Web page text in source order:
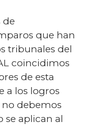
de
que han
tribunales del
coincidimos
de esta
a los logros
debemos
se aplican al